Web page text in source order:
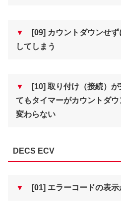
▼
[09] カウントダウンせず
してしまう
▼
[10] 取り付け（接続）が
てもタイマーがカウントダ
変わらない
DECS ECV
▼ [01] エラーコードの表示